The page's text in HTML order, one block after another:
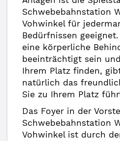
Schwebebahnstation
Vohwinkel für
Bedürfnissen
eine körperliche
beeinträchtigt sein
Ihrem Platz finden,
natürlich das
Sie zu Ihrem Platz
Das Foyer in der
Schwebebahnstation
Vohwinkel ist durch